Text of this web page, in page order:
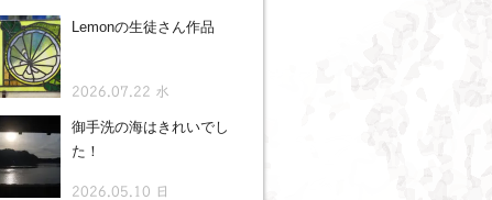
Lemonの生徒さん作品
2026.07.22 水
御手洗の海はきれいでし
た！
2026.05.10 日